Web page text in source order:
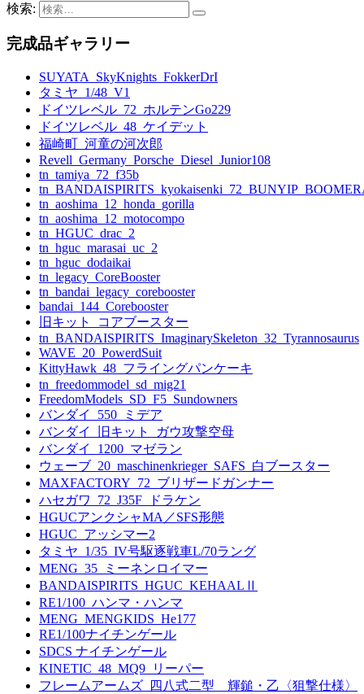
検索:
完成品ギャラリー
SUYATA_SkyKnights_FokkerDrI
タミヤ_1/48_V1
ドイツレベル_72_ホルテンGo229
ドイツレベル_48_ケイデット
福崎町_河童の河次郎
Revell_Germany_Porsche_Diesel_Junior108
tn_tamiya_72_f35b
tn_aoshima_12_honda_gorilla
tn_aoshima_12_motocompo
tn_HGUC_drac_2
tn_hguc_marasai_uc_2
tn_hguc_dodaikai
tn_legacy_CoreBooster
tn_bandai_legacy_corebooster
bandai_144_Corebooster
旧キット_コアブースター
tn_BANDAISPIRITS_ImaginarySkeleton_32_Tyrannosaurus
WAVE_20_PowerdSuit
KittyHawk_48_フライングパンケーキ
tn_freedommodel_sd_mig21
FreedomModels_SD_F5_Sundowners
バンダイ_550_ミデア
バンダイ_旧キット_ガウ攻撃空母
バンダイ_1200_マゼラン
ウェーブ_20_maschinenkrieger_SAFS_白ブースター
MAXFACTORY_72_ブリザードガンナー
ハセガワ_72_J35F_ドラケン
HGUCアンクシャMA／SFS形態
HGUC_アッシマー2
タミヤ_1/35_IV号駆逐戦車L/70ラング
MENG_35_ミーネンロイマー
BANDAISPIRITS_HGUC_KEHAALⅡ
RE1/100_ハンマ・ハンマ
MENG_MENGKIDS_He177
RE1/100ナイチンゲール
SDCS ナイチンゲール
KINETIC_48_MQ9_リーパー
フレームアームズ_四八式二型 輝鎚・乙〈狙撃仕様〉